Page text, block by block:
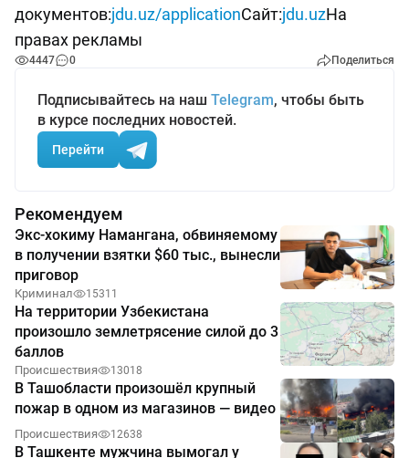
документов:jdu.uz/applicationСайт:jdu.uzНа
правах рекламы
4447 0 Поделиться
Подписывайтесь на наш Telegram, чтобы быть
в курсе последних новостей.
Перейти
Рекомендуем
Экс-хокиму Намангана, обвиняемому
в получении взятки $60 тыс., вынесли
приговор
Криминал 15311
На территории Узбекистана
произошло землетрясение силой до 3
баллов
Происшествия 13018
В Ташобласти произошёл крупный
пожар в одном из магазинов — видео
Происшествия 12638
В Ташкенте мужчина вымогал у